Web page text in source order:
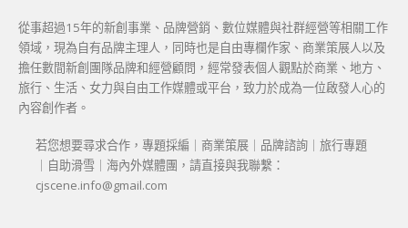
從事超過15年的新創事業、品牌營銷、數位媒體與社群經營等相關工作
領域，現為自有品牌主理人，同時也是自由專欄作家、商業策展人以及
擔任數間新創團隊品牌和經營顧問，經常發表個人觀點於商業、地方、
旅行、生活、女力與自由工作媒體或平台，致力於成為一位啟發人心的
內容創作者。
若您想要尋求合作，專題採編｜商業策展｜品牌諮詢｜旅行專題
｜自助滑雪｜海內外媒體團，請直接與我聯繫：
cjscene.info@gmail.com